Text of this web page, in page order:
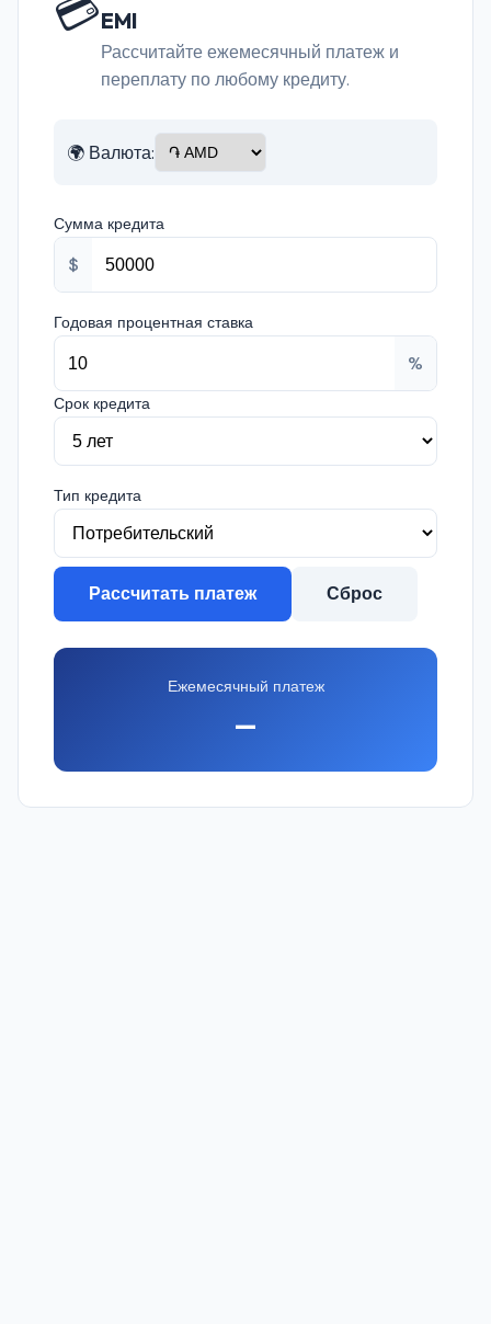
💳EMI
Рассчитайте ежемесячный платеж и
переплату по любому кредиту.
🌍 Валюта:
Сумма кредита
$
Годовая процентная ставка
%
Срок кредита
Тип кредита
Рассчитать платеж Сброс
Ежемесячный платеж
—